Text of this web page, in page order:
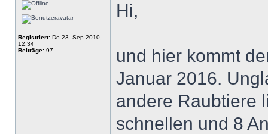
Registriert: Do 23. Sep 2010,
12:34
Beiträge: 97
Hi,
und hier kommt
Januar 2016.
andere Raubtiere
schnellen und 8